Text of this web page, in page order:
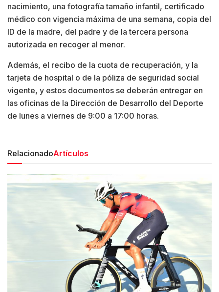
nacimiento, una fotografía tamaño infantil, certificado
médico con vigencia máxima de una semana, copia del
ID de la madre, del padre y de la tercera persona
autorizada en recoger al menor.
Además, el recibo de la cuota de recuperación, y la
tarjeta de hospital o de la póliza de seguridad social
vigente, y estos documentos se deberán entregar en
las oficinas de la Dirección de Desarrollo del Deporte
de lunes a viernes de 9:00 a 17:00 horas.
RelacionadoArtículos